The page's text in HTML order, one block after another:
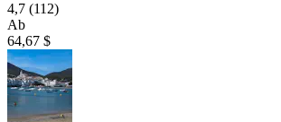
4,7 (112)
Ab
64,67 $